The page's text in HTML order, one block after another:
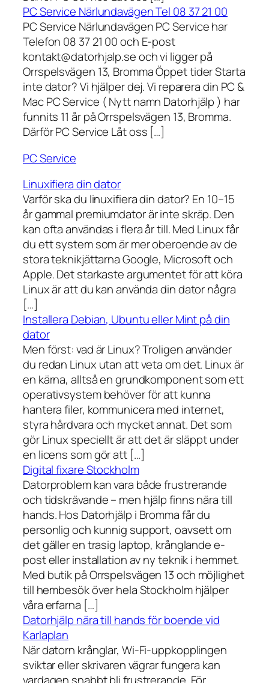
PC Service Närlundavägen Tel 08 37 21 00
PC Service Närlundavägen PC Service har
Telefon 08 37 21 00 och E-post
kontakt@datorhjalp.se och vi ligger på
Orrspelsvägen 13, Bromma Öppet tider Starta
inte dator? Vi hjälper dej. Vi reparera din PC &
Mac PC Service ( Nytt namn Datorhjälp ) har
funnits 11 år på Orrspelsvägen 13, Bromma.
Därför PC Service Låt oss […]
PC Service
Linuxifiera din dator
Varför ska du linuxifiera din dator? En 10–15
år gammal premiumdator är inte skräp. Den
kan ofta användas i flera år till. Med Linux får
du ett system som är mer oberoende av de
stora teknikjättarna Google, Microsoft och
Apple. Det starkaste argumentet för att köra
Linux är att du kan använda din dator några
[…]
Installera Debian, Ubuntu eller Mint på din
dator
Men först: vad är Linux? Troligen använder
du redan Linux utan att veta om det. Linux är
en kärna, alltså en grundkomponent som ett
operativsystem behöver för att kunna
hantera filer, kommunicera med internet,
styra hårdvara och mycket annat. Det som
gör Linux speciellt är att det är släppt under
en licens som gör att […]
Digital fixare Stockholm
Datorproblem kan vara både frustrerande
och tidskrävande – men hjälp finns nära till
hands. Hos Datorhjälp i Bromma får du
personlig och kunnig support, oavsett om
det gäller en trasig laptop, krånglande e-
post eller installation av ny teknik i hemmet.
Med butik på Orrspelsvägen 13 och möjlighet
till hembesök över hela Stockholm hjälper
våra erfarna […]
Datorhjälp nära till hands för boende vid
Karlaplan
När datorn krånglar, Wi-Fi-uppkopplingen
sviktar eller skrivaren vägrar fungera kan